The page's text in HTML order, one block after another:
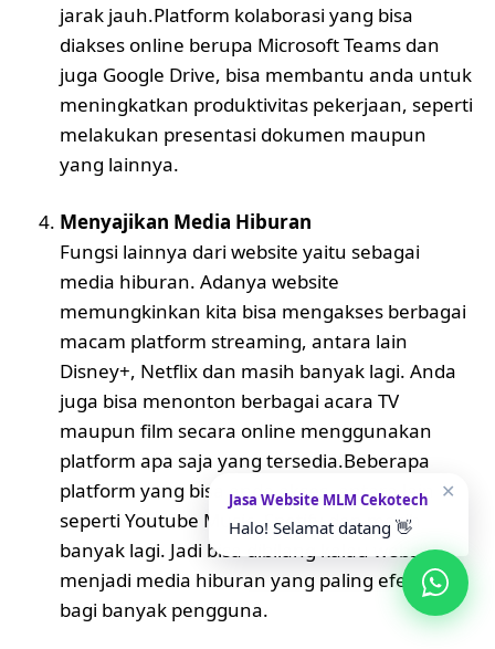
jarak jauh.Platform kolaborasi yang bisa
diakses online berupa Microsoft Teams dan
juga Google Drive, bisa membantu anda untuk
meningkatkan produktivitas pekerjaan, seperti
melakukan presentasi dokumen maupun
yang lainnya.
Menyajikan Media Hiburan
Fungsi lainnya dari website yaitu sebagai
media hiburan. Adanya website
memungkinkan kita bisa mengakses berbagai
macam platform streaming, antara lain
Disney+, Netflix dan masih banyak lagi. Anda
juga bisa menonton berbagai acara TV
maupun film secara online menggunakan
platform apa saja yang tersedia.Beberapa
platform yang bisa anda akses, antara lain
seperti Youtube Music, Spotify dan masih
banyak lagi. Jadi bisa dibilang kalau website
menjadi media hiburan yang paling efektif
bagi banyak pengguna.
✕
Jasa Website MLM Cekotech
Halo! Selamat datang 👋